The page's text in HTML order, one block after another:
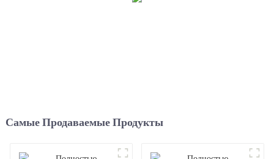
Самые Продаваемые Продукты